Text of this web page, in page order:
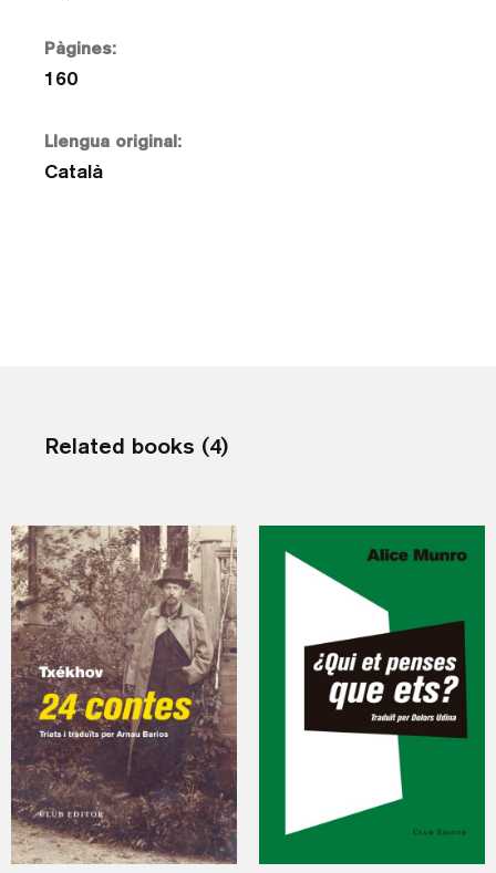
Pàgines:
160
Llengua original:
Català
Related books (4)